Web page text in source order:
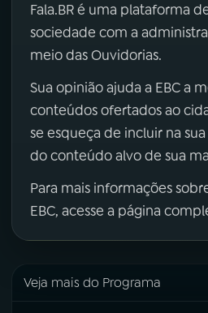
Fala.BR é uma plataforma
sociedade com a
meio das Ouvidorias.
Sua opinião ajuda a EBC a
conteúdos ofertados ao
se esqueça de incluir na
do conteúdo alvo de sua
Para mais informações
EBC, acesse a página
Veja mais do Programa